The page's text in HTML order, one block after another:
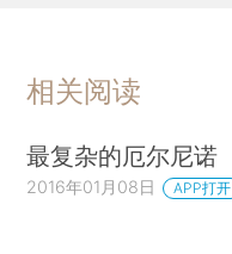
相关阅读
最复杂的厄尔尼诺
2016年01月08日 APP打开